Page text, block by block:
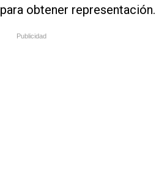
para obtener representación.
Publicidad